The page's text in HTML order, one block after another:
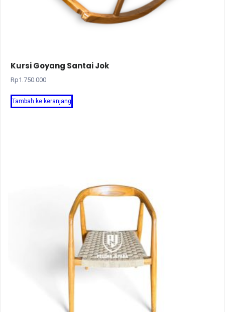
Kursi Goyang Santai Jok
Rp1.750.000
Tambah ke keranjang